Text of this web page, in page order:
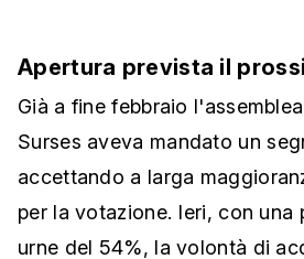
Apertura prevista il
Già a fine febbraio
Surses aveva mandato un
accettando a larga
per la votazione. Ieri, con una
urne del 54%, la volontà di